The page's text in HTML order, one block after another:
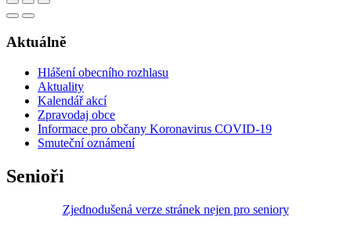
Aktuálně
Hlášení obecního rozhlasu
Aktuality
Kalendář akcí
Zpravodaj obce
Informace pro občany Koronavirus COVID-19
Smuteční oznámení
Senioři
Zjednodušená verze stránek nejen pro seniory